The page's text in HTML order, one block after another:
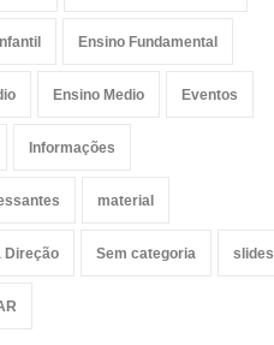
Ensino Fundamental
Ensino Medio Eventos
Informações
material
Direção Sem categoria slides